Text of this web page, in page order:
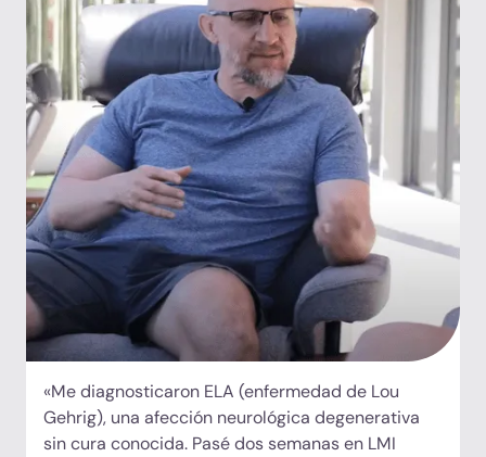
«Me diagnosticaron ELA (enfermedad de Lou
Gehrig), una afección neurológica degenerativa
sin cura conocida. Pasé dos semanas en LMI